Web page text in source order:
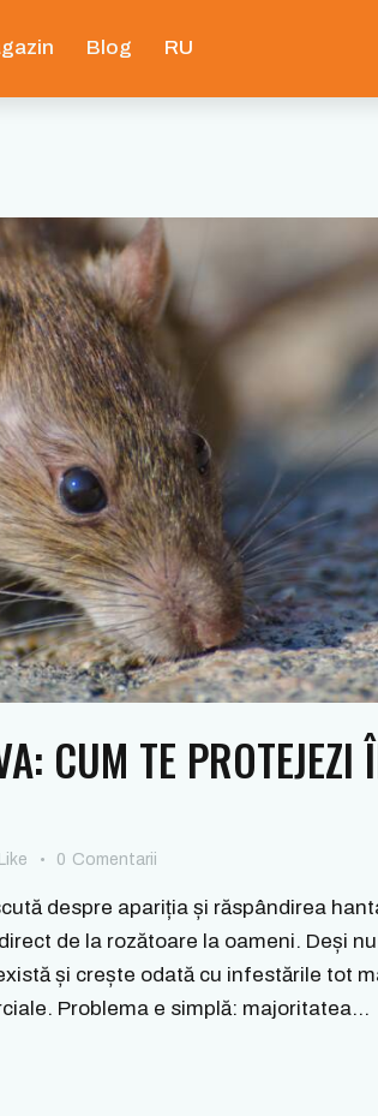
Blog RU
CUM TE PROTEJEZI
Like 0 Comentarii
despre apariția și răspândirea
de la rozătoare la oameni. Deși
și crește odată cu infestările tot
Problema e simplă: majoritatea…